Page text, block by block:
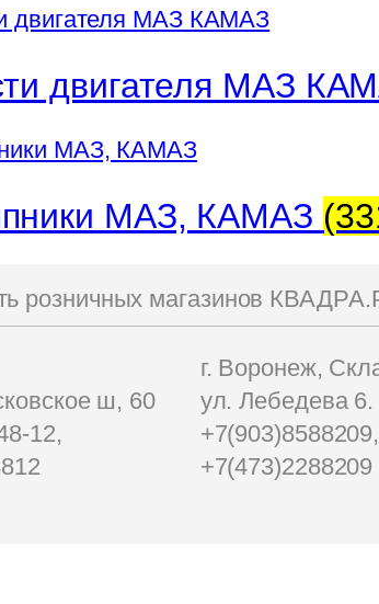
двигателя МАЗ
МАЗ, КАМАЗ
розничных магазинов
ш, 60
12,
г. Воронеж,
ул. Лебедева 6.
+7(903)8588209,
+7(473)2288209